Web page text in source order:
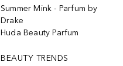
Summer Mink - Parfum by
Drake
Huda Beauty Parfum
BEAUTY TRENDS